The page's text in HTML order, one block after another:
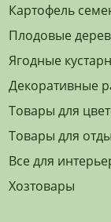
Картофель
Плодовые
Ягодные
Декоративные
Товары для
Товары для
Все для
Хозтовары